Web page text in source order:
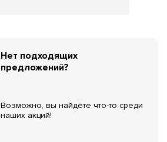
Нет подходящих
предложений?
Возможно, вы найдёте что-то среди
наших акций!